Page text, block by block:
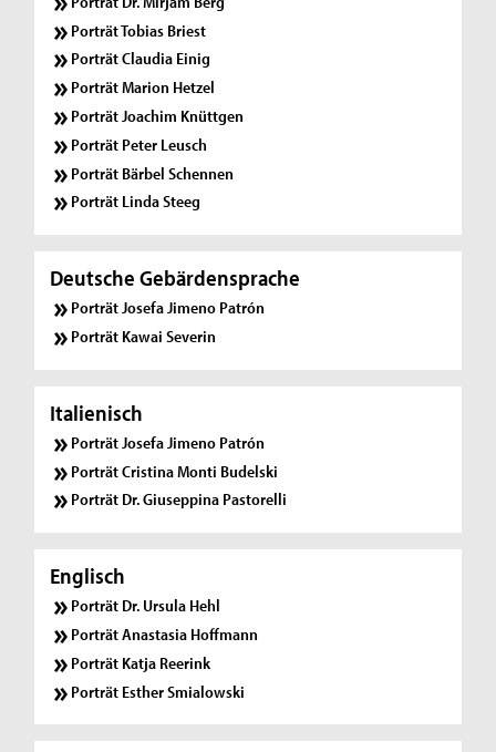
Porträt Tobias Briest
Porträt Claudia Einig
Porträt Marion Hetzel
Porträt Joachim Knüttgen
Porträt Peter Leusch
Porträt Bärbel Schennen
Porträt Linda Steeg
Deutsche Gebärdensprache
Porträt Josefa Jimeno Patrón
Porträt Kawai Severin
Italienisch
Porträt Josefa Jimeno Patrón
Porträt Cristina Monti Budelski
Porträt Dr. Giuseppina Pastorelli
Englisch
Porträt Dr. Ursula Hehl
Porträt Anastasia Hoffmann
Porträt Katja Reerink
Porträt Esther Smialowski